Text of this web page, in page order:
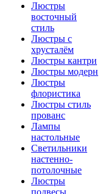
Люстры
восточный
стиль
Люстры с
хрусталём
Люстры кантри
Люстры модерн
Люстры
флористика
Люстры стиль
прованс
Лампы
настольные
Светильники
настенно-
потолочные
Люстры
подвесы